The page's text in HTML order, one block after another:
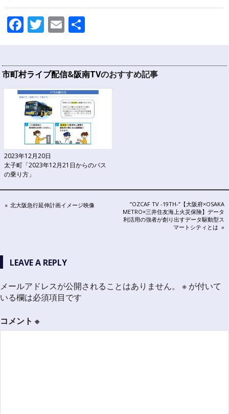
Facebook
Twitter
Email
市町村ライブ配信&阪南TVのおすすめ記事
2023年12月20日
太子町「2023年12月21日からのバス
の乗り方」
投
ビ
ゲ
ー
ョ
PREVIOUS
北大阪急行延伸計画イメージ映像
NEXT
POST:
”OZCAF TV -19TH-”【大阪府×OSAKA
METRO×三井住友海上火災保険】データ
利活用の強者が創り出すデータ駆動型ス
マートシティとは
LEAVE A REPLY
メールアドレスが公開されることはありません。 ※が付いて
いる欄は必須項目です
コメント ※